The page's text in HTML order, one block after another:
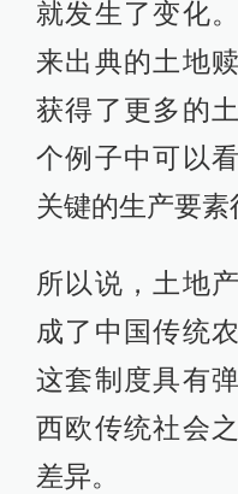
就发生了变化
来出典的土地
获得了更多的
个例子中可以
关键的生产要素
所以说，土地
成了中国传统
这套制度具有
西欧传统社会
差异。